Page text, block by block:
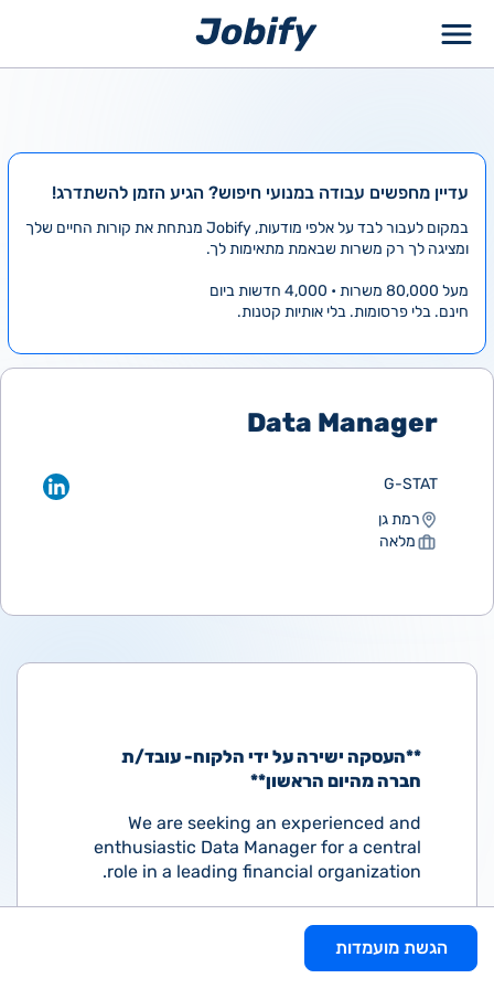
עדיין מחפשים עבודה במנועי חיפוש? הגיע הזמן להשתדרג!
במקום לעבור לבד על אלפי מודעות, Jobify מנתחת את קורות החיים שלך
ומציגה לך רק משרות שבאמת מתאימות לך.
מעל 80,000 משרות • 4,000 חדשות ביום
חינם. בלי פרסומות. בלי אותיות קטנות.
Data Manager
G-STAT
רמת גן
מלאה
**העסקה ישירה על ידי הלקוח- עובד/ת
חברה מהיום הראשון**
We are seeking an experienced and
enthusiastic Data Manager for a central
role in a leading financial organization.
Responsibilities
Leading the business aspects,
הגשת מועמדות